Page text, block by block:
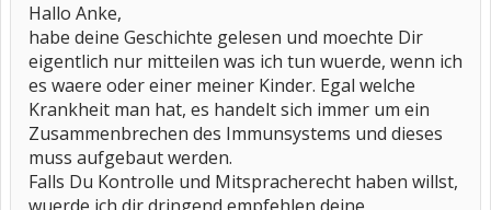
Hallo Anke,
habe deine Geschichte gelesen und moechte Dir
eigentlich nur mitteilen was ich tun wuerde, wenn ich
es waere oder einer meiner Kinder. Egal welche
Krankheit man hat, es handelt sich immer um ein
Zusammenbrechen des Immunsystems und dieses
muss aufgebaut werden.
Falls Du Kontrolle und Mitspracherecht haben willst,